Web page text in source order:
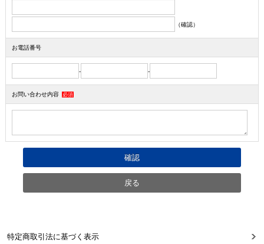
（確認）
お電話番号
- -
お問い合わせ内容 必須
特定商取引法に基づく表示